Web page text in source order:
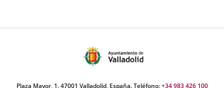
Plaza Mayor, 1. 47001 Valladolid, España. Teléfono:+34 983 426 100